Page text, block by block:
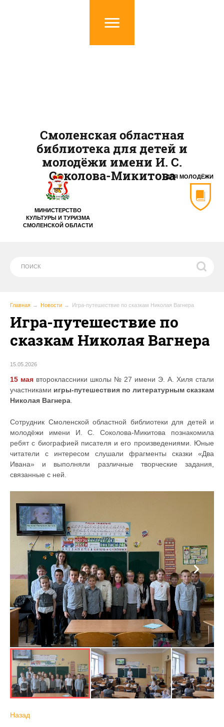
МИНИСТЕРСТВО
КУЛЬТУРЫ И ТУРИЗМА
СМОЛЕНСКОЙ ОБЛАСТИ
ДЛЯ МОЛОДЁЖИ
Смоленская областная
библиотека для детей и
молодёжи имени И. С.
Соколова-Микитова
Главная Новости Игра-путешествие по сказкам Николая Вагнера
Игра-путешествие по
сказкам Николая Вагнера
15.05.2026
15 маявтороклассники школы № 27 имени Э. А. Хиля стали
участниками игры-путешествия по литературным сказкам
Николая Вагнера
Сотрудник Смоленской областной библиотеки для детей и
молодёжи имени И. С. Соколова-Микитова познакомила
ребят с биографией писателя и его произведениями. Юные
читатели с интересом слушали фрагменты сказки «Два
Ивана» и выполняли различные творческие задания,
связанные с ней.
Назад